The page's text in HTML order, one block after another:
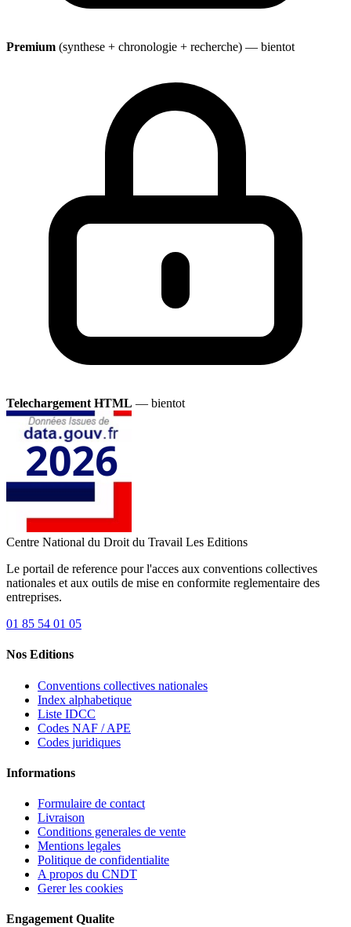
Premium (synthese + chronologie + recherche) — bientot
Telechargement HTML — bientot
Centre National du Droit du Travail Les Editions
Le portail de reference pour l'acces aux conventions collectives
nationales et aux outils de mise en conformite reglementaire des
entreprises.
01 85 54 01 05
Nos Editions
Conventions collectives nationales
Index alphabetique
Liste IDCC
Codes NAF / APE
Codes juridiques
Informations
Formulaire de contact
Livraison
Conditions generales de vente
Mentions legales
Politique de confidentialite
A propos du CNDT
Gerer les cookies
Engagement Qualite